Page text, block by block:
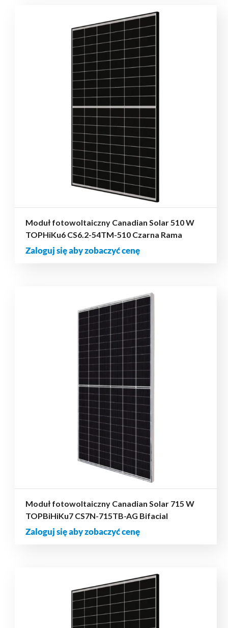
Moduł fotowoltaiczny Canadian Solar 510 W
TOPHiKu6 CS6.2-54TM-510 Czarna Rama
Zaloguj się aby zobaczyć cenę
Moduł fotowoltaiczny Canadian Solar 715 W
TOPBiHiKu7 CS7N-715TB-AG Bifacial
Zaloguj się aby zobaczyć cenę